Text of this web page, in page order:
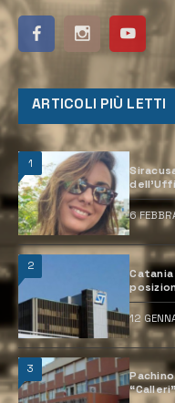
ARTICOLI PIÙ LETTI
1
6
2
12
3